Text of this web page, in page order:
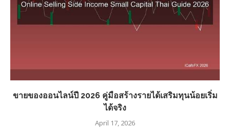
ขายของออนไลน์ปี 2026 คู่มือสร้างรายได้เสริมทุนน้อยเริ่ม
ได้จริง
April 17, 2026